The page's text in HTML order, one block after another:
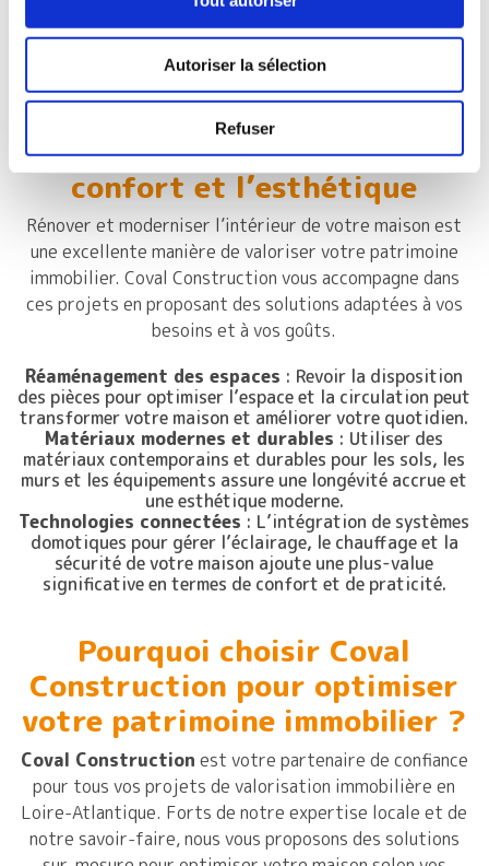
Autoriser la sélection
Refuser
chaleur et en optimisant la ventilation, vous améliorez
le confort de vie au sein de votre maison, été comme
4. La modernisation de
l’intérieur : un atout pour le
confort et l’esthétique
Rénover et moderniser l’intérieur de votre maison est
une excellente manière de valoriser votre patrimoine
immobilier. Coval Construction vous accompagne dans
ces projets en proposant des solutions adaptées à vos
besoins et à vos goûts.
Réaménagement des espaces : Revoir la disposition
des pièces pour optimiser l’espace et la circulation peut
transformer votre maison et améliorer votre quotidien.
Matériaux modernes et durables : Utiliser des
matériaux contemporains et durables pour les sols, les
murs et les équipements assure une longévité accrue et
une esthétique moderne.
Technologies connectées : L’intégration de systèmes
domotiques pour gérer l’éclairage, le chauffage et la
sécurité de votre maison ajoute une plus-value
significative en termes de confort et de praticité.
Pourquoi choisir Coval
Construction pour optimiser
votre patrimoine immobilier ?
Coval Construction est votre partenaire de confiance
pour tous vos projets de valorisation immobilière en
Loire-Atlantique. Forts de notre expertise locale et de
notre savoir-faire, nous vous proposons des solutions